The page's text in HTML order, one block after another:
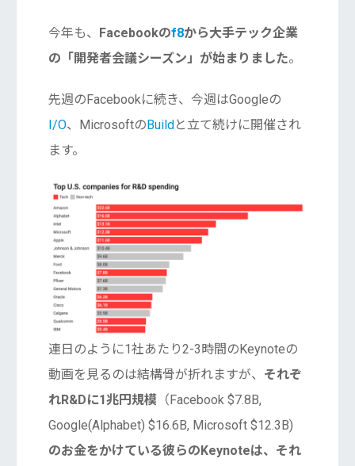
今年も、 Facebookのf8から大手テック企業
の「開発者会議シーズン」が始まりました。
先週のFacebookに続き、今週はGoogleの
I/O、MicrosoftのBuildと立て続けに開催され
ます。
連日のように1社あたり2-3時間のKeynoteの
動画を見るのは結構骨が折れますが、 それぞ
れR&Dに1兆円規模（Facebook $7.8B,
Google(Alphabet) $16.6B, Microsoft $12.3B)
のお金をかけている彼らのKeynoteは、それ